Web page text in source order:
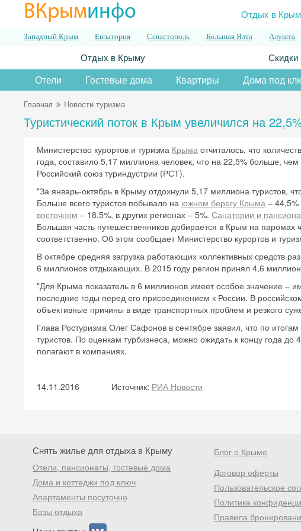
ВКрыминфо Отдых в
Западный Крым Евпатория Севастополь Большая Ялта Алушта
Отдых в Крыму Скидки
Отели Гостевые дома Квартиры Дома под
Главная Новости туризма
Туристический поток в Крым увеличился на
Министерство курортов и туризма Крыма отчиталось, что
года, составило 5,17 миллиона человек, что на 22,5% больше,
Российский союз туриндустрии (РСТ).
"За январь-октябрь в Крыму отдохнули 5,17 миллиона туристов,
Больше всего туристов побывало на южном берегу Крыма – 44,5%
восточном – 18,5%, в других регионах – 5%. Санатории и
Большая часть путешественников добирается в Крым на
соответственно. Об этом сообщает Министерство курортов и
В октябре средняя загрузка работающих коллективных средств
6 миллионов отдыхающих. В 2015 году регион принял 4,6
"Для Крыма показатель в 6 миллионов имеет особое значение –
последние годы перед его присоединением к России. В
объективные причины в виде транспортных проблем и резкого
Глава Ростуризма Олег Сафонов в сентябре заявил, что по
туристов. По оценкам турбизнеса, можно ожидать к концу года
полагают в компаниях.
14.11.2016 Источник: РИА Новости
Снять жилье для отдыха в Крыму
Отели, пансионаты, гостевые дома
Дома и коттеджи под ключ
Апартаменты посуточно
Базы отдыха
Блог о Крыме
Договор оферты
Пользовательское
Политика
Правила